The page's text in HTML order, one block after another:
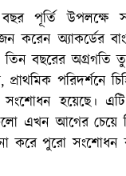
বছর পূর্তি উপলক্ষে
অ্যাকর্ডের
তিন বছরের অগ্রগতি
পরিদর্শনে
হয়েছে।
এখন আগের চেয়ে
করে পুরো সংশোধন